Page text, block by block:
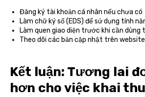
Đăng ký tài khoản cá nhân nếu chưa có
Làm chữ ký số (EDS) để sử dụng tính
Làm quen giao diện trước khi cần dùng
Theo dõi các bản cập nhật trên
Kết luận: Tương lai
hơn cho việc khai